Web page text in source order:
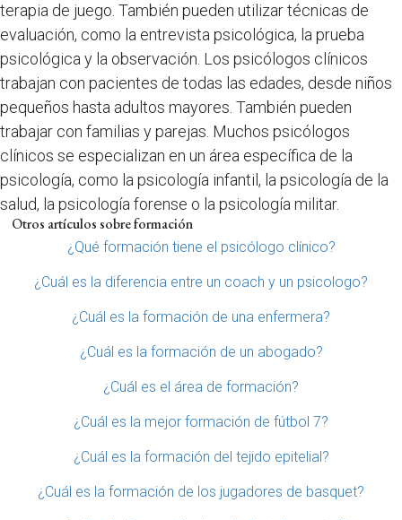
terapia de juego. También pueden utilizar técnicas de
evaluación, como la entrevista psicológica, la prueba
psicológica y la observación. Los psicólogos clínicos
trabajan con pacientes de todas las edades, desde niños
pequeños hasta adultos mayores. También pueden
trabajar con familias y parejas. Muchos psicólogos
clínicos se especializan en un área específica de la
psicología, como la psicología infantil, la psicología de la
salud, la psicología forense o la psicología militar.
Otros artículos sobre formación
¿Qué formación tiene el psicólogo clínico?
¿Cuál es la diferencia entre un coach y un psicologo?
¿Cuál es la formación de una enfermera?
¿Cuál es la formación de un abogado?
¿Cuál es el área de formación?
¿Cuál es la mejor formación de fútbol 7?
¿Cuál es la formación del tejido epitelial?
¿Cuál es la formación de los jugadores de basquet?